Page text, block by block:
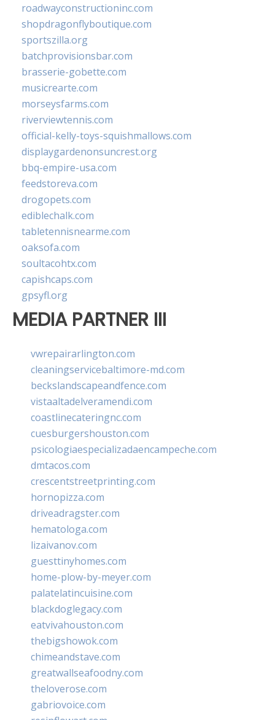
roadwayconstructioninc.com
shopdragonflyboutique.com
sportszilla.org
batchprovisionsbar.com
brasserie-gobette.com
musicrearte.com
morseysfarms.com
riverviewtennis.com
official-kelly-toys-squishmallows.com
displaygardenonsuncrest.org
bbq-empire-usa.com
feedstoreva.com
drogopets.com
ediblechalk.com
tabletennisnearme.com
oaksofa.com
soultacohtx.com
capishcaps.com
gpsyfl.org
MEDIA PARTNER III
vwrepairarlington.com
cleaningservicebaltimore-md.com
beckslandscapeandfence.com
vistaaltadelveramendi.com
coastlinecateringnc.com
cuesburgershouston.com
psicologiaespecializadaencampeche.com
dmtacos.com
crescentstreetprinting.com
hornopizza.com
driveadragster.com
hematologa.com
lizaivanov.com
guesttinyhomes.com
home-plow-by-meyer.com
palatelatincuisine.com
blackdoglegacy.com
eatvivahouston.com
thebigshowok.com
chimeandstave.com
greatwallseafoodny.com
theloverose.com
gabriovoice.com